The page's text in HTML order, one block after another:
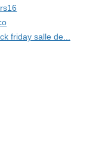
friday salle de...